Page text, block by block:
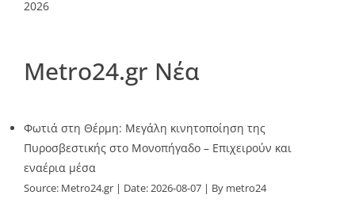
2026
Metro24.gr Νέα
Φωτιά στη Θέρμη: Μεγάλη κινητοποίηση της
Πυροσβεστικής στο Μονοπήγαδο – Επιχειρούν και
εναέρια μέσα
Source: Metro24.gr Date: 2026-08-07 By metro24